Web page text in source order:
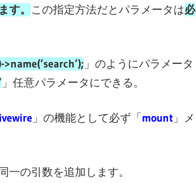
す。この指定方法だとパラメータは必
」のようにパラメータ
」任意パラメータにできる。
」の機能として必ず「mount」メ
の引数を追加します。